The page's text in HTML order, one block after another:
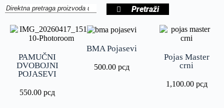
Pretraži
PAMUČNI
DVOBOJNI
POJASEVI
550.00рсд
BMA Pojasevi
500.00рсд
Pojas Master
crni
1,100.00 рсд